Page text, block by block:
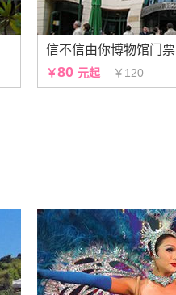
信不信由你博物馆门票
￥80 元起 ￥120